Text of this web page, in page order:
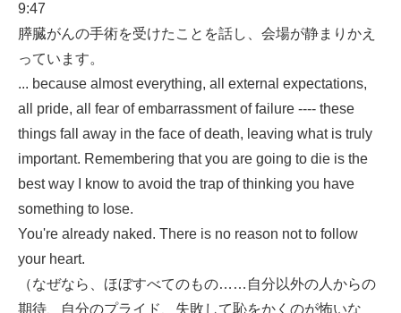
9:47
膵臓がんの手術を受けたことを話し、会場が静まりかえ
っています。
... because almost everything, all external expectations,
all pride, all fear of embarrassment of failure ---- these
things fall away in the face of death, leaving what is truly
important. Remembering that you are going to die is the
best way I know to avoid the trap of thinking you have
something to lose.
You're already naked. There is no reason not to follow
your heart.
（なぜなら、ほぼすべてのもの……自分以外の人からの
期待、自分のプライド、失敗して恥をかくのが怖いな